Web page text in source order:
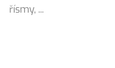
řísmy, ...